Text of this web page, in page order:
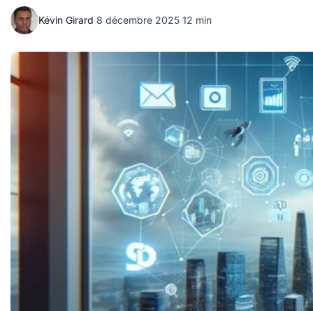
Kévin Girard·8 décembre 2025·12 min